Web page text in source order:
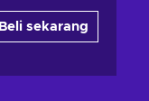
Beli sekarang